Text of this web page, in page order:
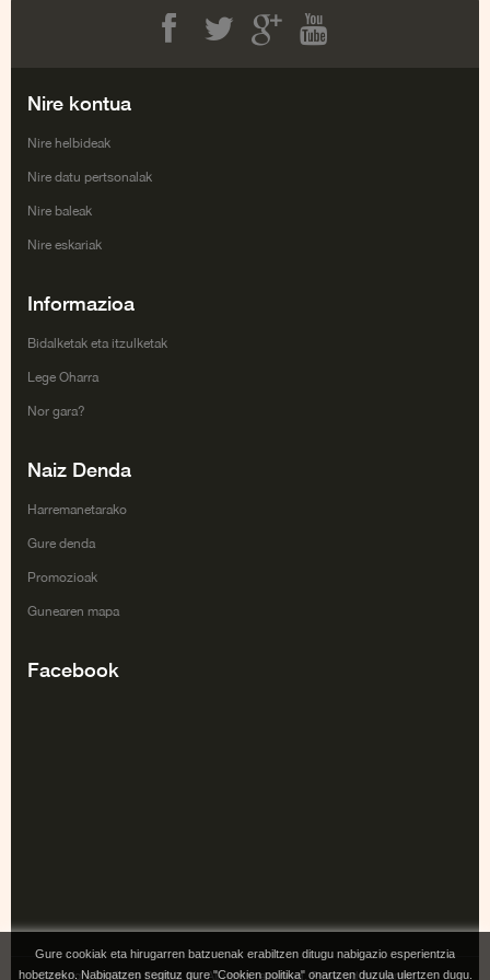
Nire kontua
Nire helbideak
Nire datu pertsonalak
Nire baleak
Nire eskariak
Informazioa
Bidalketak eta itzulketak
Lege Oharra
Nor gara?
Naiz Denda
Harremanetarako
Gure denda
Promozioak
Gunearen mapa
Facebook
Gure cookiak eta hirugarren batzuenak erabiltzen ditugu nabigazio esperientzia
hobetzeko. Nabigatzen segituz gure "Cookien politika" onartzen duzula ulertzen dugu.
Copyright Tai Gabe Digitala SL. All rights reserved. Powered by Irontec.